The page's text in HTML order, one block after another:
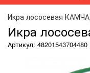
Икра лососевая
Икра
Артикул: 48201543704480